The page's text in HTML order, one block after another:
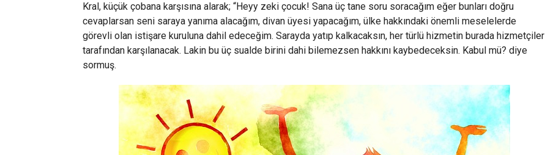
Kral, küçük çobana karşısına alarak; “Heyy zeki çocuk! Sana üç tane soru soracağım eğer bunları doğru
cevaplarsan seni saraya yanıma alacağım, divan üyesi yapacağım, ülke hakkındaki önemli meselelerde
görevli olan istişare kuruluna dahil edeceğim. Sarayda yatıp kalkacaksın, her türlü hizmetin burada hizmetçiler
tarafından karşılanacak. Lakin bu üç sualde birini dahi bilemezsen hakkını kaybedeceksin. Kabul mü? diye
sormuş.